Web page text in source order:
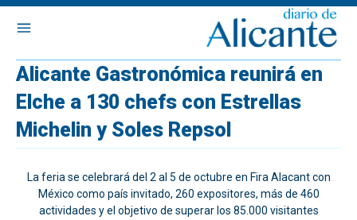
Alicante Gastronómica reunirá en
Elche a 130 chefs con Estrellas
Michelin y Soles Repsol
La feria se celebrará del 2 al 5 de octubre en Fira Alacant con
México como país invitado, 260 expositores, más de 460
actividades y el objetivo de superar los 85.000 visitantes